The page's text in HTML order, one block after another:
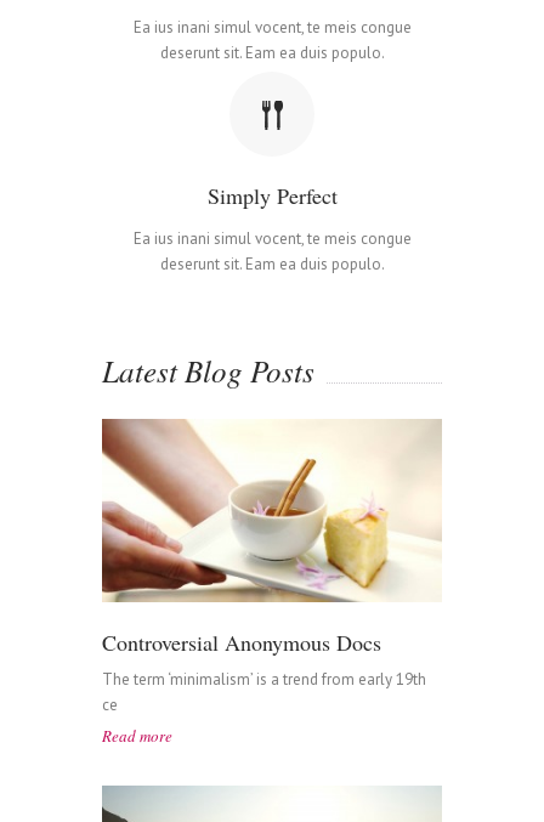
Ea ius inani simul vocent, te meis congue
deserunt sit. Eam ea duis populo.
Simply Perfect
Ea ius inani simul vocent, te meis congue
deserunt sit. Eam ea duis populo.
Latest Blog Posts
Controversial Anonymous Docs
The term ‘minimalism’ is a trend from early 19th
ce
Read more